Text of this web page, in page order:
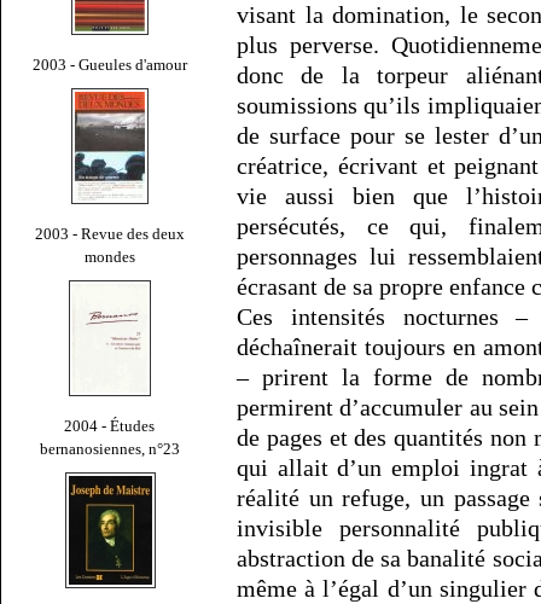
2003 - Gueules d'amour
2003 - Revue des deux
mondes
2004 - Études
bernanosiennes, n°23
visant la domination, le
plus perverse.
donc de la torpeur
soumissions qu’ils
de surface pour se lester
créatrice, écrivant et
vie aussi bien que
persécutés, ce qui,
personnages lui
écrasant de sa propre enfance
Ces intensités nocturnes
déchaînerait toujours en
– prirent la forme de
permirent d’accumuler au
de pages et des quantités non
qui allait d’un emploi ingrat
réalité un refuge, un
invisible personnalité
abstraction de sa banalité
même à l’égal d’un singulier